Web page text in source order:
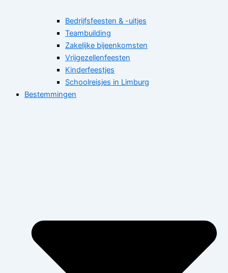
Bedrijfsfeesten & -uitjes
Teambuilding
Zakelijke bijeenkomsten
Vrijgezellenfeesten
Kinderfeestjes
Schoolreisjes in Limburg
Bestemmingen